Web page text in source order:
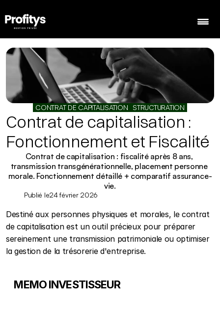
Nos expertises
Nos services & solutions
Ressources
Calculette d'épargne
Contact
Contact
CONTRAT DE CAPITALISATION STRUCTURATION
Contrat de capitalisation :
Fonctionnement et Fiscalité
Contrat de capitalisation : fiscalité après 8 ans,
transmission transgénérationnelle, placement personne
morale. Fonctionnement détaillé + comparatif assurance-
vie.
Publié le24 février 2026
Destiné aux personnes physiques et morales, le contrat
de capitalisation est un outil précieux pour préparer
sereinement une transmission patrimoniale ou optimiser
la gestion de la trésorerie d'entreprise.
MEMO INVESTISSEUR